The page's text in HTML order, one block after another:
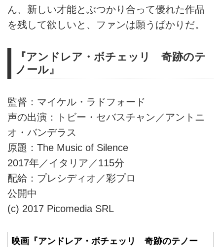
ん、新しい才能とぶつかり合って優れた作品
を残して欲しいと、ファンは願うばかりだ。
『アンドレア・ボチェッリ 奇跡のテ
ノール』
監督：マイケル・ラドフォード
声の出演：トビー・セバスチャン／アントニ
オ・バンデラス
原題：The Music of Silence
2017年／イタリア／115分
配給：プレシディオ／彩プロ
公開中
(c) 2017 Picomedia SRL
映画『アンドレア・ボチェッリ 奇跡のテノー